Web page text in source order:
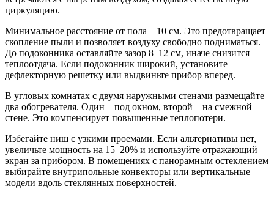
циркуляцию.
Минимальное расстояние от пола – 10 см. Это предотвращает
скопление пыли и позволяет воздуху свободно подниматься.
До подоконника оставляйте зазор 8–12 см, иначе снизится
теплоотдача. Если подоконник широкий, установите
дефлекторную решетку или выдвиньте прибор вперед.
В угловых комнатах с двумя наружными стенами размещайте
два обогревателя. Один – под окном, второй – на смежной
стене. Это компенсирует повышенные теплопотери.
Избегайте ниш с узкими проемами. Если альтернативы нет,
увеличьте мощность на 15–20% и используйте отражающий
экран за прибором. В помещениях с панорамным остеклением
выбирайте внутрипольные конвекторы или вертикальные
модели вдоль стеклянных поверхностей.